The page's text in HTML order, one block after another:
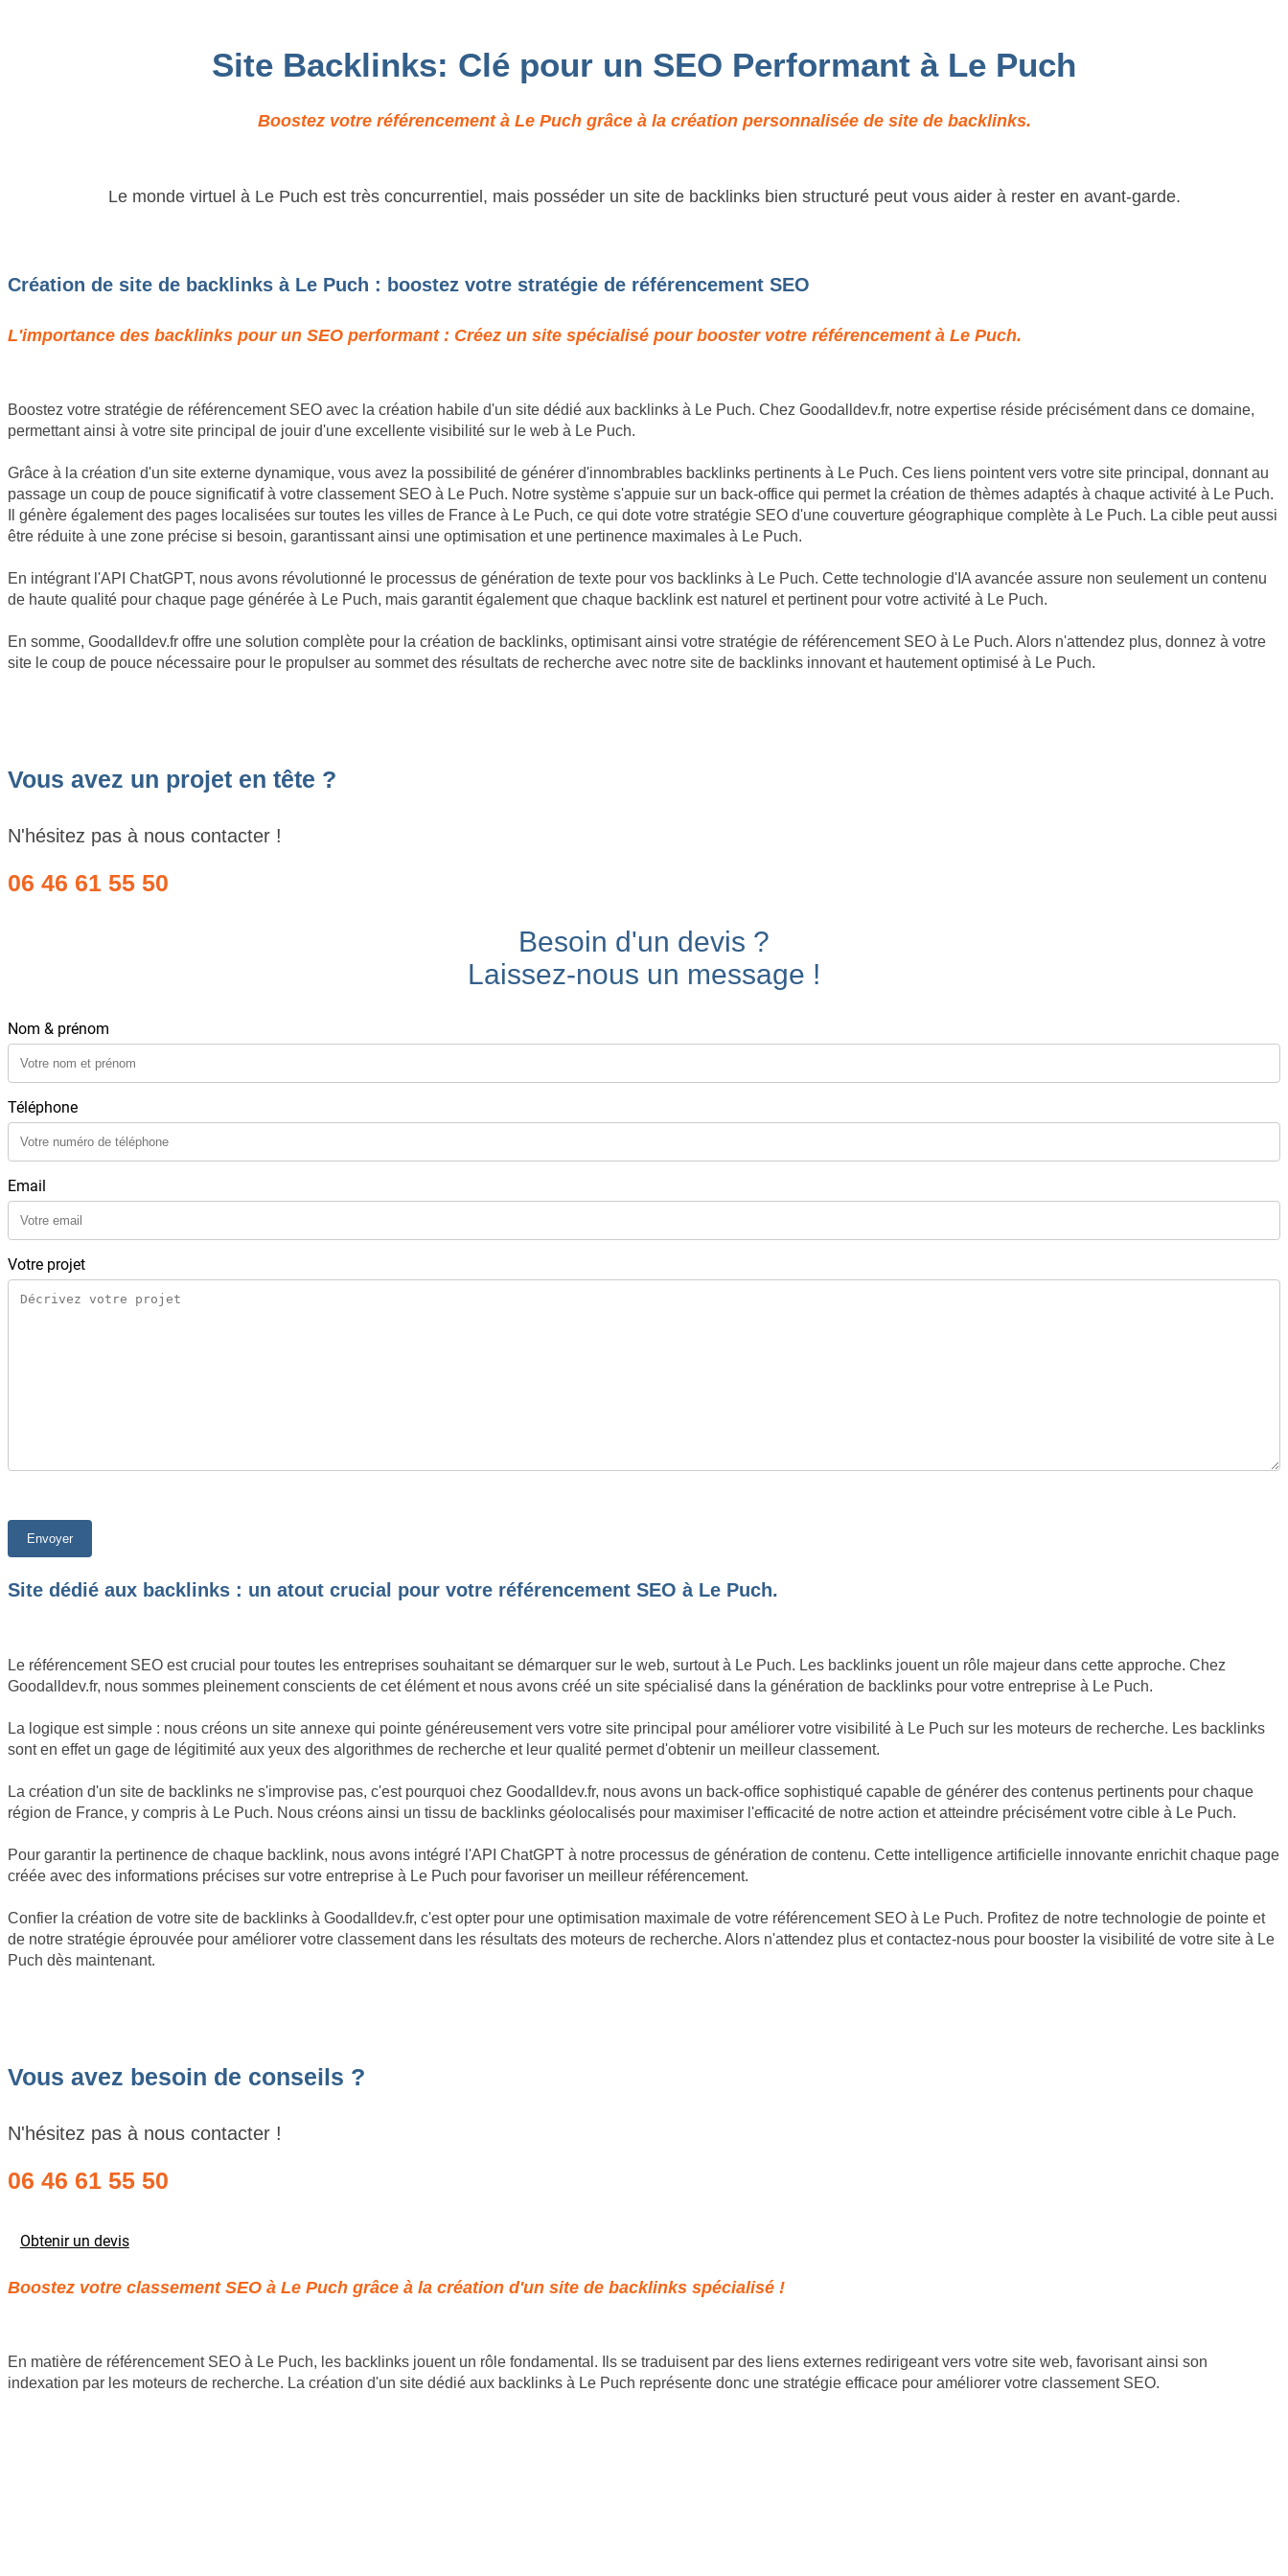
Site Backlinks: Clé pour un SEO Performant à Le Puch
Boostez votre référencement à Le Puch grâce à la création personnalisée de site de backlinks.
Le monde virtuel à Le Puch est très concurrentiel, mais posséder un site de backlinks bien structuré peut vous aider à rester en avant-garde.
Création de site de backlinks à Le Puch : boostez votre stratégie de référencement SEO
L'importance des backlinks pour un SEO performant : Créez un site spécialisé pour booster votre référencement à Le Puch.
Boostez votre stratégie de référencement SEO avec la création habile d'un site dédié aux backlinks à Le Puch. Chez Goodalldev.fr, notre expertise réside précisément dans ce domaine,
permettant ainsi à votre site principal de jouir d'une excellente visibilité sur le web à Le Puch.
Grâce à la création d'un site externe dynamique, vous avez la possibilité de générer d'innombrables backlinks pertinents à Le Puch. Ces liens pointent vers votre site principal, donnant au
passage un coup de pouce significatif à votre classement SEO à Le Puch. Notre système s'appuie sur un back-office qui permet la création de thèmes adaptés à chaque activité à Le Puch.
Il génère également des pages localisées sur toutes les villes de France à Le Puch, ce qui dote votre stratégie SEO d'une couverture géographique complète à Le Puch. La cible peut aussi
être réduite à une zone précise si besoin, garantissant ainsi une optimisation et une pertinence maximales à Le Puch.
En intégrant l'API ChatGPT, nous avons révolutionné le processus de génération de texte pour vos backlinks à Le Puch. Cette technologie d'IA avancée assure non seulement un contenu
de haute qualité pour chaque page générée à Le Puch, mais garantit également que chaque backlink est naturel et pertinent pour votre activité à Le Puch.
En somme, Goodalldev.fr offre une solution complète pour la création de backlinks, optimisant ainsi votre stratégie de référencement SEO à Le Puch. Alors n'attendez plus, donnez à votre
site le coup de pouce nécessaire pour le propulser au sommet des résultats de recherche avec notre site de backlinks innovant et hautement optimisé à Le Puch.
Vous avez un projet en tête ?
N'hésitez pas à nous contacter !
06 46 61 55 50
Besoin d'un devis ?
Laissez-nous un message !
Nom & prénom
Téléphone
Email
Votre projet
Site dédié aux backlinks : un atout crucial pour votre référencement SEO à Le Puch.
Le référencement SEO est crucial pour toutes les entreprises souhaitant se démarquer sur le web, surtout à Le Puch. Les backlinks jouent un rôle majeur dans cette approche. Chez
Goodalldev.fr, nous sommes pleinement conscients de cet élément et nous avons créé un site spécialisé dans la génération de backlinks pour votre entreprise à Le Puch.
La logique est simple : nous créons un site annexe qui pointe généreusement vers votre site principal pour améliorer votre visibilité à Le Puch sur les moteurs de recherche. Les backlinks
sont en effet un gage de légitimité aux yeux des algorithmes de recherche et leur qualité permet d'obtenir un meilleur classement.
La création d'un site de backlinks ne s'improvise pas, c'est pourquoi chez Goodalldev.fr, nous avons un back-office sophistiqué capable de générer des contenus pertinents pour chaque
région de France, y compris à Le Puch. Nous créons ainsi un tissu de backlinks géolocalisés pour maximiser l'efficacité de notre action et atteindre précisément votre cible à Le Puch.
Pour garantir la pertinence de chaque backlink, nous avons intégré l'API ChatGPT à notre processus de génération de contenu. Cette intelligence artificielle innovante enrichit chaque page
créée avec des informations précises sur votre entreprise à Le Puch pour favoriser un meilleur référencement.
Confier la création de votre site de backlinks à Goodalldev.fr, c'est opter pour une optimisation maximale de votre référencement SEO à Le Puch. Profitez de notre technologie de pointe et
de notre stratégie éprouvée pour améliorer votre classement dans les résultats des moteurs de recherche. Alors n'attendez plus et contactez-nous pour booster la visibilité de votre site à Le
Puch dès maintenant.
Vous avez besoin de conseils ?
N'hésitez pas à nous contacter !
06 46 61 55 50
Obtenir un devis
Boostez votre classement SEO à Le Puch grâce à la création d'un site de backlinks spécialisé !
En matière de référencement SEO à Le Puch, les backlinks jouent un rôle fondamental. Ils se traduisent par des liens externes redirigeant vers votre site web, favorisant ainsi son
indexation par les moteurs de recherche. La création d'un site dédié aux backlinks à Le Puch représente donc une stratégie efficace pour améliorer votre classement SEO.